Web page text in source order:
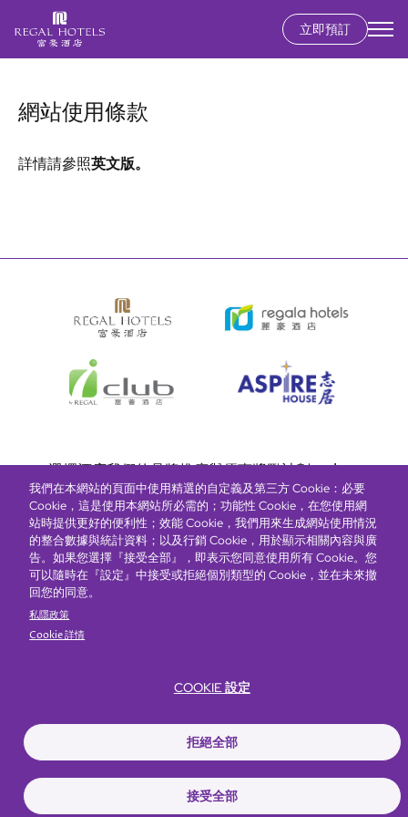
立即預訂
Secondary
menu
網站使用條款
詳情請參照英文版。
Bottom
menu
選擇酒店我們的品牌推廣與優惠獎勵計劃e-shop
管理層簡介
17016348
Footer無障礙聲明私隱聲明Cookie政策網站使用條款
搶先一步，掌握最新資訊！
我們在本網站的頁面中使用精選的自定義及第三方 Cookie：必要
Cookie，這是使用本網站所必需的；功能性 Cookie，在您使用網
站時提供更好的便利性；效能 Cookie，我們用來生成網站使用情況
的整合數據與統計資料；以及行銷 Cookie，用於顯示相關內容與廣
告。如果您選擇『接受全部』，即表示您同意使用所有 Cookie。您
可以隨時在『設定』中接受或拒絕個別類型的 Cookie，並在未來撤
回您的同意。
私隱政策
Cookie 詳情
COOKIE 設定
拒絕全部
接受全部